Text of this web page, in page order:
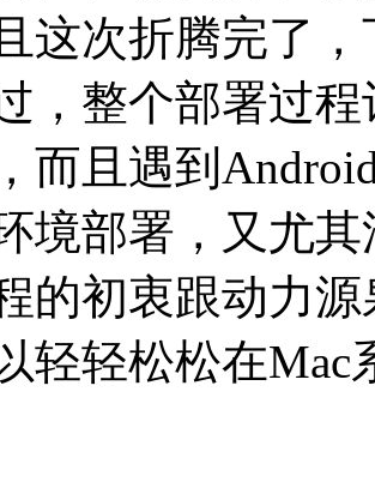
这次折腾完了
，整个部署过
而且遇到
境部署，又尤
的初衷跟动力
轻轻松松在